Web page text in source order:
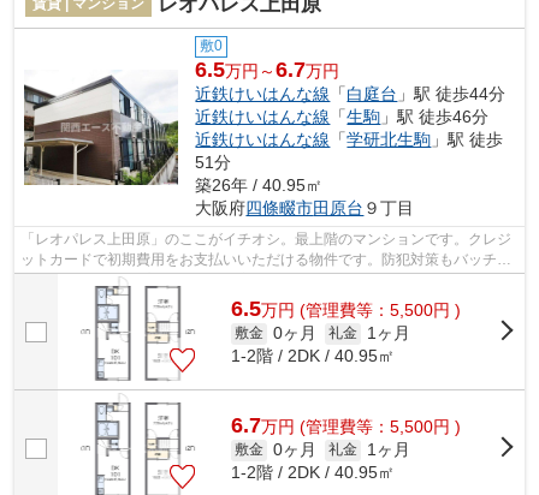
敷0
6.5万円～6.7万円
近鉄けいはんな線 「白庭台 」駅 徒歩44分
近鉄けいはんな線 「生駒 」駅 徒歩46分
近鉄けいはんな線 「学研北生駒 」駅 徒歩
51分
築26年 / 40.95㎡
大阪府四條畷市田原台 ９丁目
「レオパレス上田原」のここがイチオシ。最上階のマンションです。クレジ
ットカードで初期費用をお支払いいただける物件です。防犯対策もバッチリ
なマンションタイプの物件です。実際...
6.5万円 (管理費等：5,500円 )
敷金 0ヶ月 礼金
1ヶ月
1-2階 / 2DK / 40.95㎡
6.7万円 (管理費等：5,500円 )
敷金 0ヶ月 礼金
1ヶ月
1-2階 / 2DK / 40.95㎡